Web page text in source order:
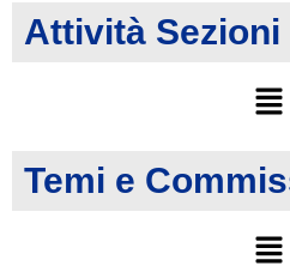
Attività Sezioni
Temi e